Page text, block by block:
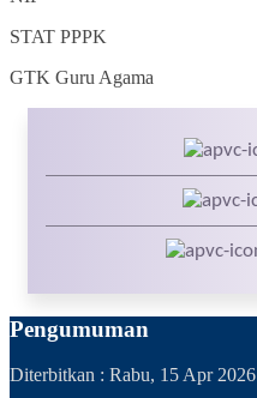
STAT PPPK
GTK Guru Agama
Pengumuman
Diterbitkan : Rabu, 15 Apr 2026